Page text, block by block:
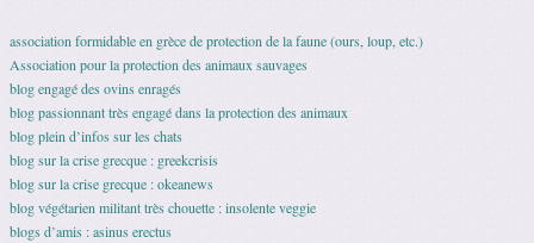
association formidable en grèce de protection de la faune (ours, loup, etc.)
Association pour la protection des animaux sauvages
blog engagé des ovins enragés
blog passionnant très engagé dans la protection des animaux
blog plein d’infos sur les chats
blog sur la crise grecque : greekcrisis
blog sur la crise grecque : okeanews
blog végétarien militant très chouette : insolente veggie
blogs d’amis : asinus erectus